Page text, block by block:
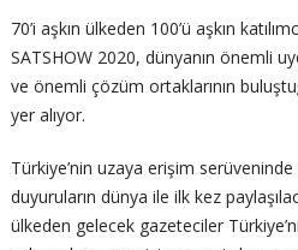
70’i aşkın ülkeden 100’ü aşkın
SATSHOW 2020, dünyanın önemli
ve önemli çözüm ortaklarının
yer alıyor.
Türkiye’nin uzaya erişim
duyuruların dünya ile ilk kez
ülkeden gelecek gazeteciler